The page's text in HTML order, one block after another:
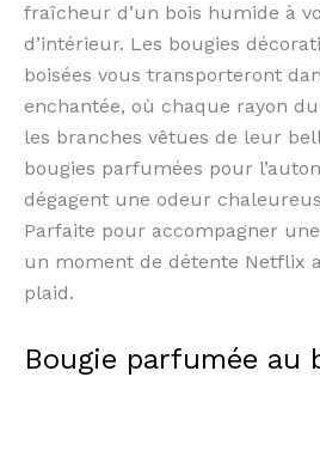
fraîcheur d’un bois humide à
d’intérieur. Les bougies
boisées vous transporteront
enchantée, où chaque rayon
les branches vêtues de leur
bougies parfumées pour
dégagent une odeur
Parfaite pour accompagner
un moment de détente Netflix
plaid.
Bougie parfumée au